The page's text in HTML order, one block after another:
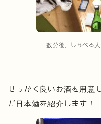
数分後、しゃべる
せっかく良いお酒を用意
だ日本酒を紹介します！